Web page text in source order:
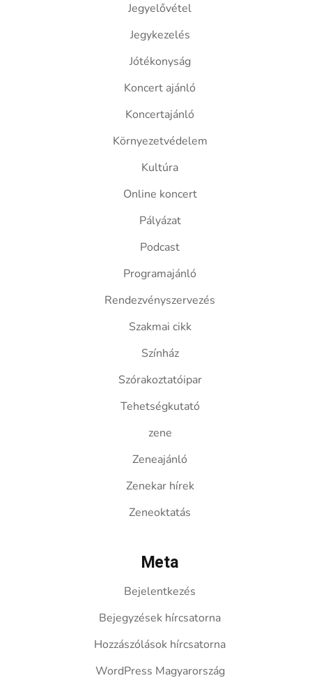
Jegyelővétel
Jegykezelés
Jótékonyság
Koncert ajánló
Koncertajánló
Környezetvédelem
Kultúra
Online koncert
Pályázat
Podcast
Programajánló
Rendezvényszervezés
Szakmai cikk
Színház
Szórakoztatóipar
Tehetségkutató
zene
Zeneajánló
Zenekar hírek
Zeneoktatás
Meta
Bejelentkezés
Bejegyzések hírcsatorna
Hozzászólások hírcsatorna
WordPress Magyarország